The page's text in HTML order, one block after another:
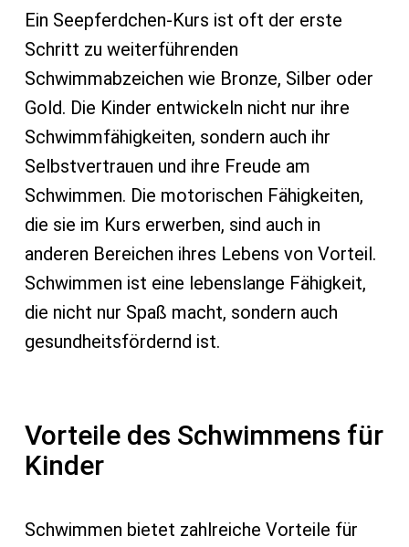
Ein Seepferdchen-Kurs ist oft der erste
Schritt zu weiterführenden
Schwimmabzeichen wie Bronze, Silber oder
Gold. Die Kinder entwickeln nicht nur ihre
Schwimmfähigkeiten, sondern auch ihr
Selbstvertrauen und ihre Freude am
Schwimmen. Die motorischen Fähigkeiten,
die sie im Kurs erwerben, sind auch in
anderen Bereichen ihres Lebens von Vorteil.
Schwimmen ist eine lebenslange Fähigkeit,
die nicht nur Spaß macht, sondern auch
gesundheitsfördernd ist.
Vorteile des Schwimmens für
Kinder
Schwimmen bietet zahlreiche Vorteile für